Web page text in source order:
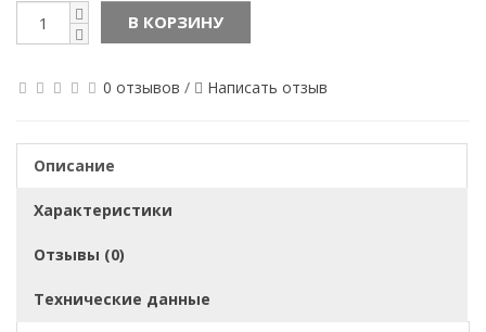
В КОРЗИНУ
0 отзывов / Написать отзыв
Описание
Характеристики
Отзывы (0)
Технические данные